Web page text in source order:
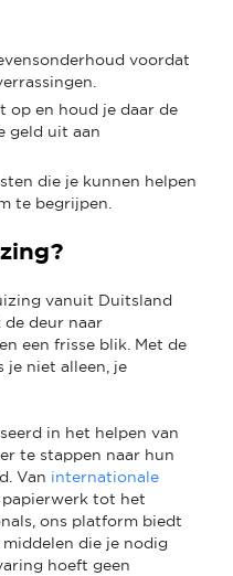
voordat
op en houd je daar de
geld uit aan
die je kunnen helpen
te begrijpen.
vanuit Duitsland
de deur naar
een frisse blik. Met de
je niet alleen, je
in het helpen van
te stappen naar hun
Van internationale
tot het
ons platform biedt
die je nodig
hoeft geen